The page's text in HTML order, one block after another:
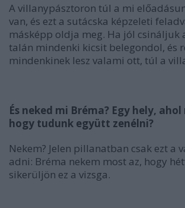
A villanypásztoron túl a mi
van, és ezt a sutácska képzeleti
másképp oldja meg. Ha jól csináljuk
talán mindenki kicsit belegondol, és
mindenkinek lesz valami ott, túl a
És neked mi Bréma? Egy hely,
hogy tudunk együtt zenélni?
Nekem? Jelen pillanatban csak ezt a
adni: Bréma nekem most az, hogy
sikerüljön ez a vizsga.